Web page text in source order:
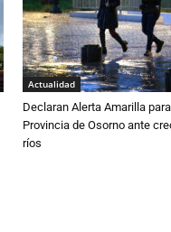
Actualidad
Declaran Alerta Amarilla
Provincia de Osorno ante
ríos